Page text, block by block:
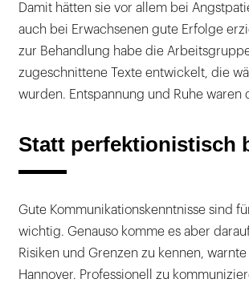
Damit hätten sie vor allem bei
auch bei Erwachsenen gute Erfolge
zur Behandlung habe die
zugeschnittene Texte entwickelt, die
wurden. Entspannung und Ruhe waren
Statt perfektionistisch
Gute Kommunikationskenntnisse sind
wichtig. Genauso komme es aber
Risiken und Grenzen zu kennen,
Hannover. Professionell zu